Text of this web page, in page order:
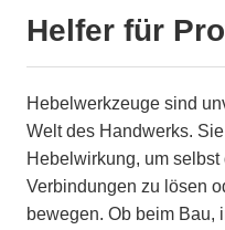
Helfer für
Hebelwerkzeuge sind
Welt des Handwerks.
Hebelwirkung, um
Verbindungen zu lösen
bewegen. Ob beim Bau,